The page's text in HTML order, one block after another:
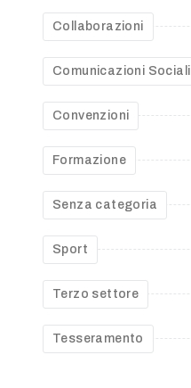
Collaborazioni
Comunicazioni Sociali
Convenzioni
Formazione
Senza categoria
Sport
Terzo settore
Tesseramento